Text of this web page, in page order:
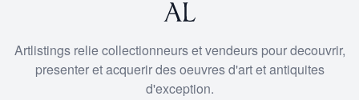
Artlistings relie collectionneurs et vendeurs pour decouvrir,
presenter et acquerir des oeuvres d'art et antiquites
d'exception.